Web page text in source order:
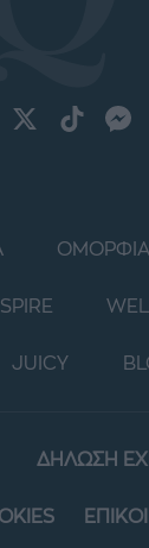
ΟΜΟΡΦΙΑ
JUICY
ΔΗΛΩΣΗ